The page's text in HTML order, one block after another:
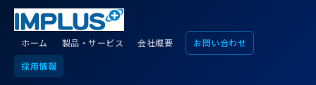
ホーム 製品・サービス 会社概要
お問い合わせ
採用情報